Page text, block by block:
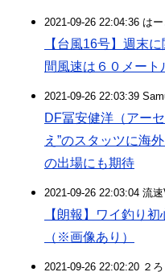
2021-09-26 22:04:36 は
【台風16号】週末
間風速は６０メート
2021-09-26 22:03:39
DF冨安健洋（アー
え”のスタッツに海
の出場にも期待
2021-09-26 22:03:04 流
【朗報】ワイ釣り
（※画像あり）
2021-09-26 22:02:20 ２